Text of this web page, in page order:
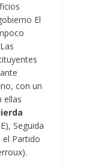
El
con un
ellas
Seguida
el Partido